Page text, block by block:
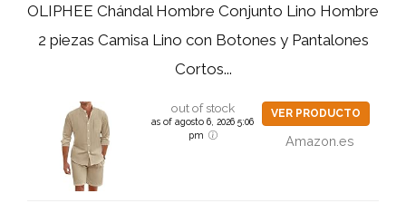
OLIPHEE Chándal Hombre Conjunto Lino Hombre
2 piezas Camisa Lino con Botones y Pantalones
Cortos...
out of stock
as of agosto 6, 2026 5:06
pm
VER PRODUCTO
Amazon.es